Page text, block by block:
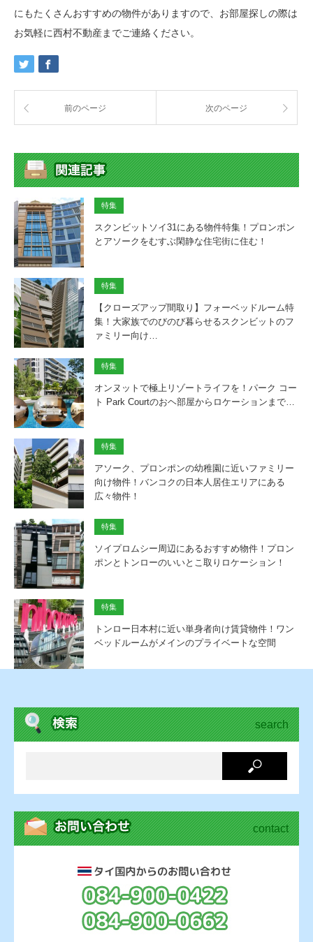
にもたくさんおすすめの物件がありますので、お部屋探しの際は
お気軽に西村不動産までご連絡ください。
前のページ 次のページ
特集
スクンビットソイ31にある物件特集！プロンポン
とアソークをむすぶ閑静な住宅街に住む！
特集
【クローズアップ間取り】フォーベッドルーム特
集！大家族でのびのび暮らせるスクンビットのフ
ァミリー向け…
特集
オンヌットで極上リゾートライフを！パーク コー
ト Park Courtのおヘ部屋からロケーションまで…
特集
アソーク、プロンポンの幼稚園に近いファミリー
向け物件！バンコクの日本人居住エリアにある
広々物件！
特集
ソイプロムシー周辺にあるおすすめ物件！プロン
ポンとトンローのいいとこ取りロケーション！
特集
トンロー日本村に近い単身者向け賃貸物件！ワン
ベッドルームがメインのプライベートな空間
search
contact